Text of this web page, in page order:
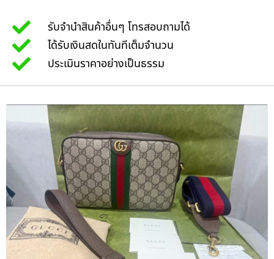
รับจำนำสินค้าอื่นๆ โทรสอบถามได้
ได้รับเงินสดในทันทีเต็มจำนวน
ประเมินราคาอย่างเป็นธรรม